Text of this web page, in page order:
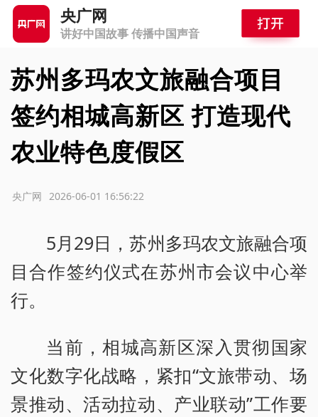
央广网
讲好中国故事 传播中国声音
苏州多玛农文旅融合项目
签约相城高新区 打造现代
农业特色度假区
2026-06-01 16:56:22
央广网
5月29日，苏州多玛农文旅融合项
目合作签约仪式在苏州市会议中心举
行。
当前，相城高新区深入贯彻国家
文化数字化战略，紧扣“文旅带动、场
景推动、活动拉动、产业联动”工作要